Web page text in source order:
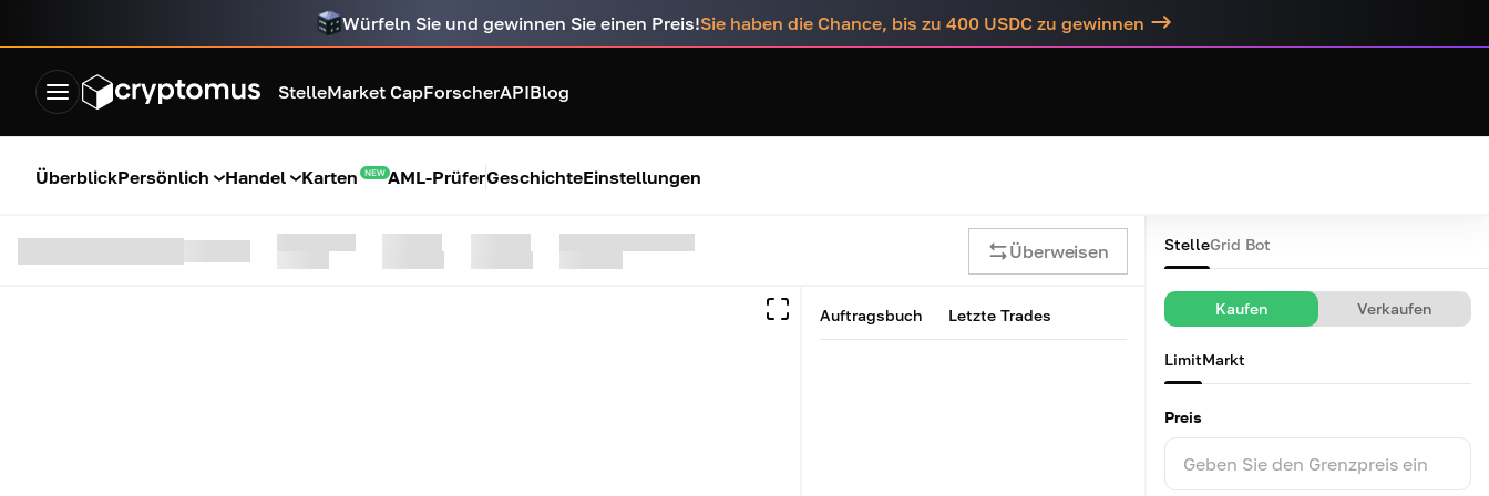
Würfeln Sie und gewinnen Sie einen Preis!Sie haben die Chance, bis zu 400 USDC zu gewinnen
StelleMarket CapForscherAPIBlog
ÜberblickPersönlich Handel Karten NEW AML-PrüferGeschichteEinstellungen
Überweisen
Auftragsbuch Letzte Trades
StelleGrid Bot
Kaufen Verkaufen
LimitMarkt
Preis
Geben Sie den Grenzpreis ein